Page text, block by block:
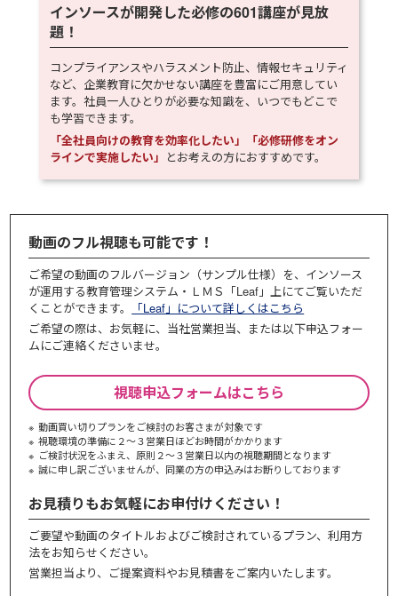
インソースが開発した必修の601講座が見放
題！
コンプライアンスやハラスメント防止、情報セキュリティ
など、企業教育に欠かせない講座を豊富にご用意してい
ます。社員一人ひとりが必要な知識を、いつでもどこで
も学習できます。
「全社員向けの教育を効率化したい」「必修研修をオン
ラインで実施したい」 とお考えの方におすすめです。
動画のフル視聴も可能です！
ご希望の動画のフルバージョン（サンプル仕様）を、インソース
が運用する教育管理システム・ＬＭＳ「Leaf」上にてご覧いただ
くことができます。
「Leaf」について詳しくはこちら
ご希望の際は、お気軽に、当社営業担当、または以下申込フォー
ムにご連絡くださいませ。
視聴申込フォームはこちら
動画買い切りプランをご検討のお客さまが対象です
視聴環境の準備に２～３営業日ほどお時間がかかります
ご検討状況をふまえ、原則２～３営業⽇以内の視聴期間となります
誠に申し訳ございませんが、同業の⽅の申込みはお断りしております
お見積りもお気軽にお申付けください！
ご要望や動画のタイトルおよびご検討されているプラン、利⽤⽅
法をお知らせください。
営業担当より、ご提案資料やお⾒積書をご案内いたします。